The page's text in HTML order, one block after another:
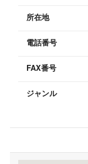
所在地
電話番号
FAX番号
ジャンル